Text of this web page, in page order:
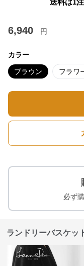
送料は1
6,940 円
カラー
ブラウン フラワ
必ず
ランドリーバスケッ